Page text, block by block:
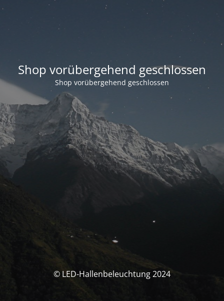
Shop vorübergehend geschlossen
Shop vorübergehend geschlossen
© LED-Hallenbeleuchtung 2024